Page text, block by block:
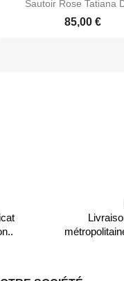
Sautoir Rose Tatiana
85,00 €